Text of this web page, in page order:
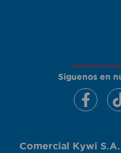
Siguenos en
Comercial Kywi S.A.